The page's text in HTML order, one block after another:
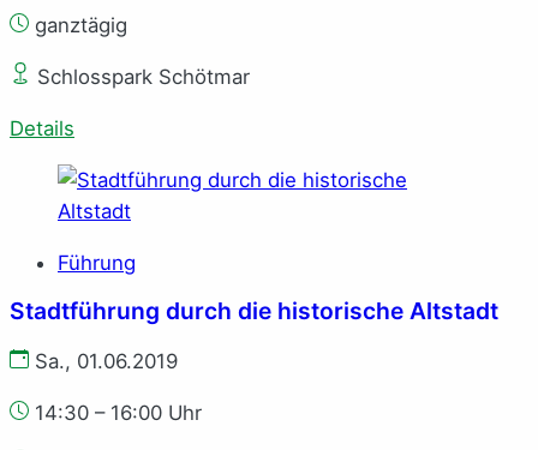
ganztägig
Schlosspark Schötmar
Details
Führung
Stadtführung durch die historische Altstadt
Sa., 01.06.2019
14:30 – 16:00 Uhr